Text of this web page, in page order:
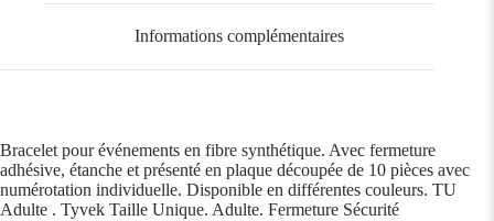
Informations complémentaires
Bracelet pour événements en fibre synthétique. Avec fermeture
adhésive, étanche et présenté en plaque découpée de 10 pièces avec
numérotation individuelle. Disponible en différentes couleurs. TU
Adulte . Tyvek Taille Unique. Adulte. Fermeture Sécurité